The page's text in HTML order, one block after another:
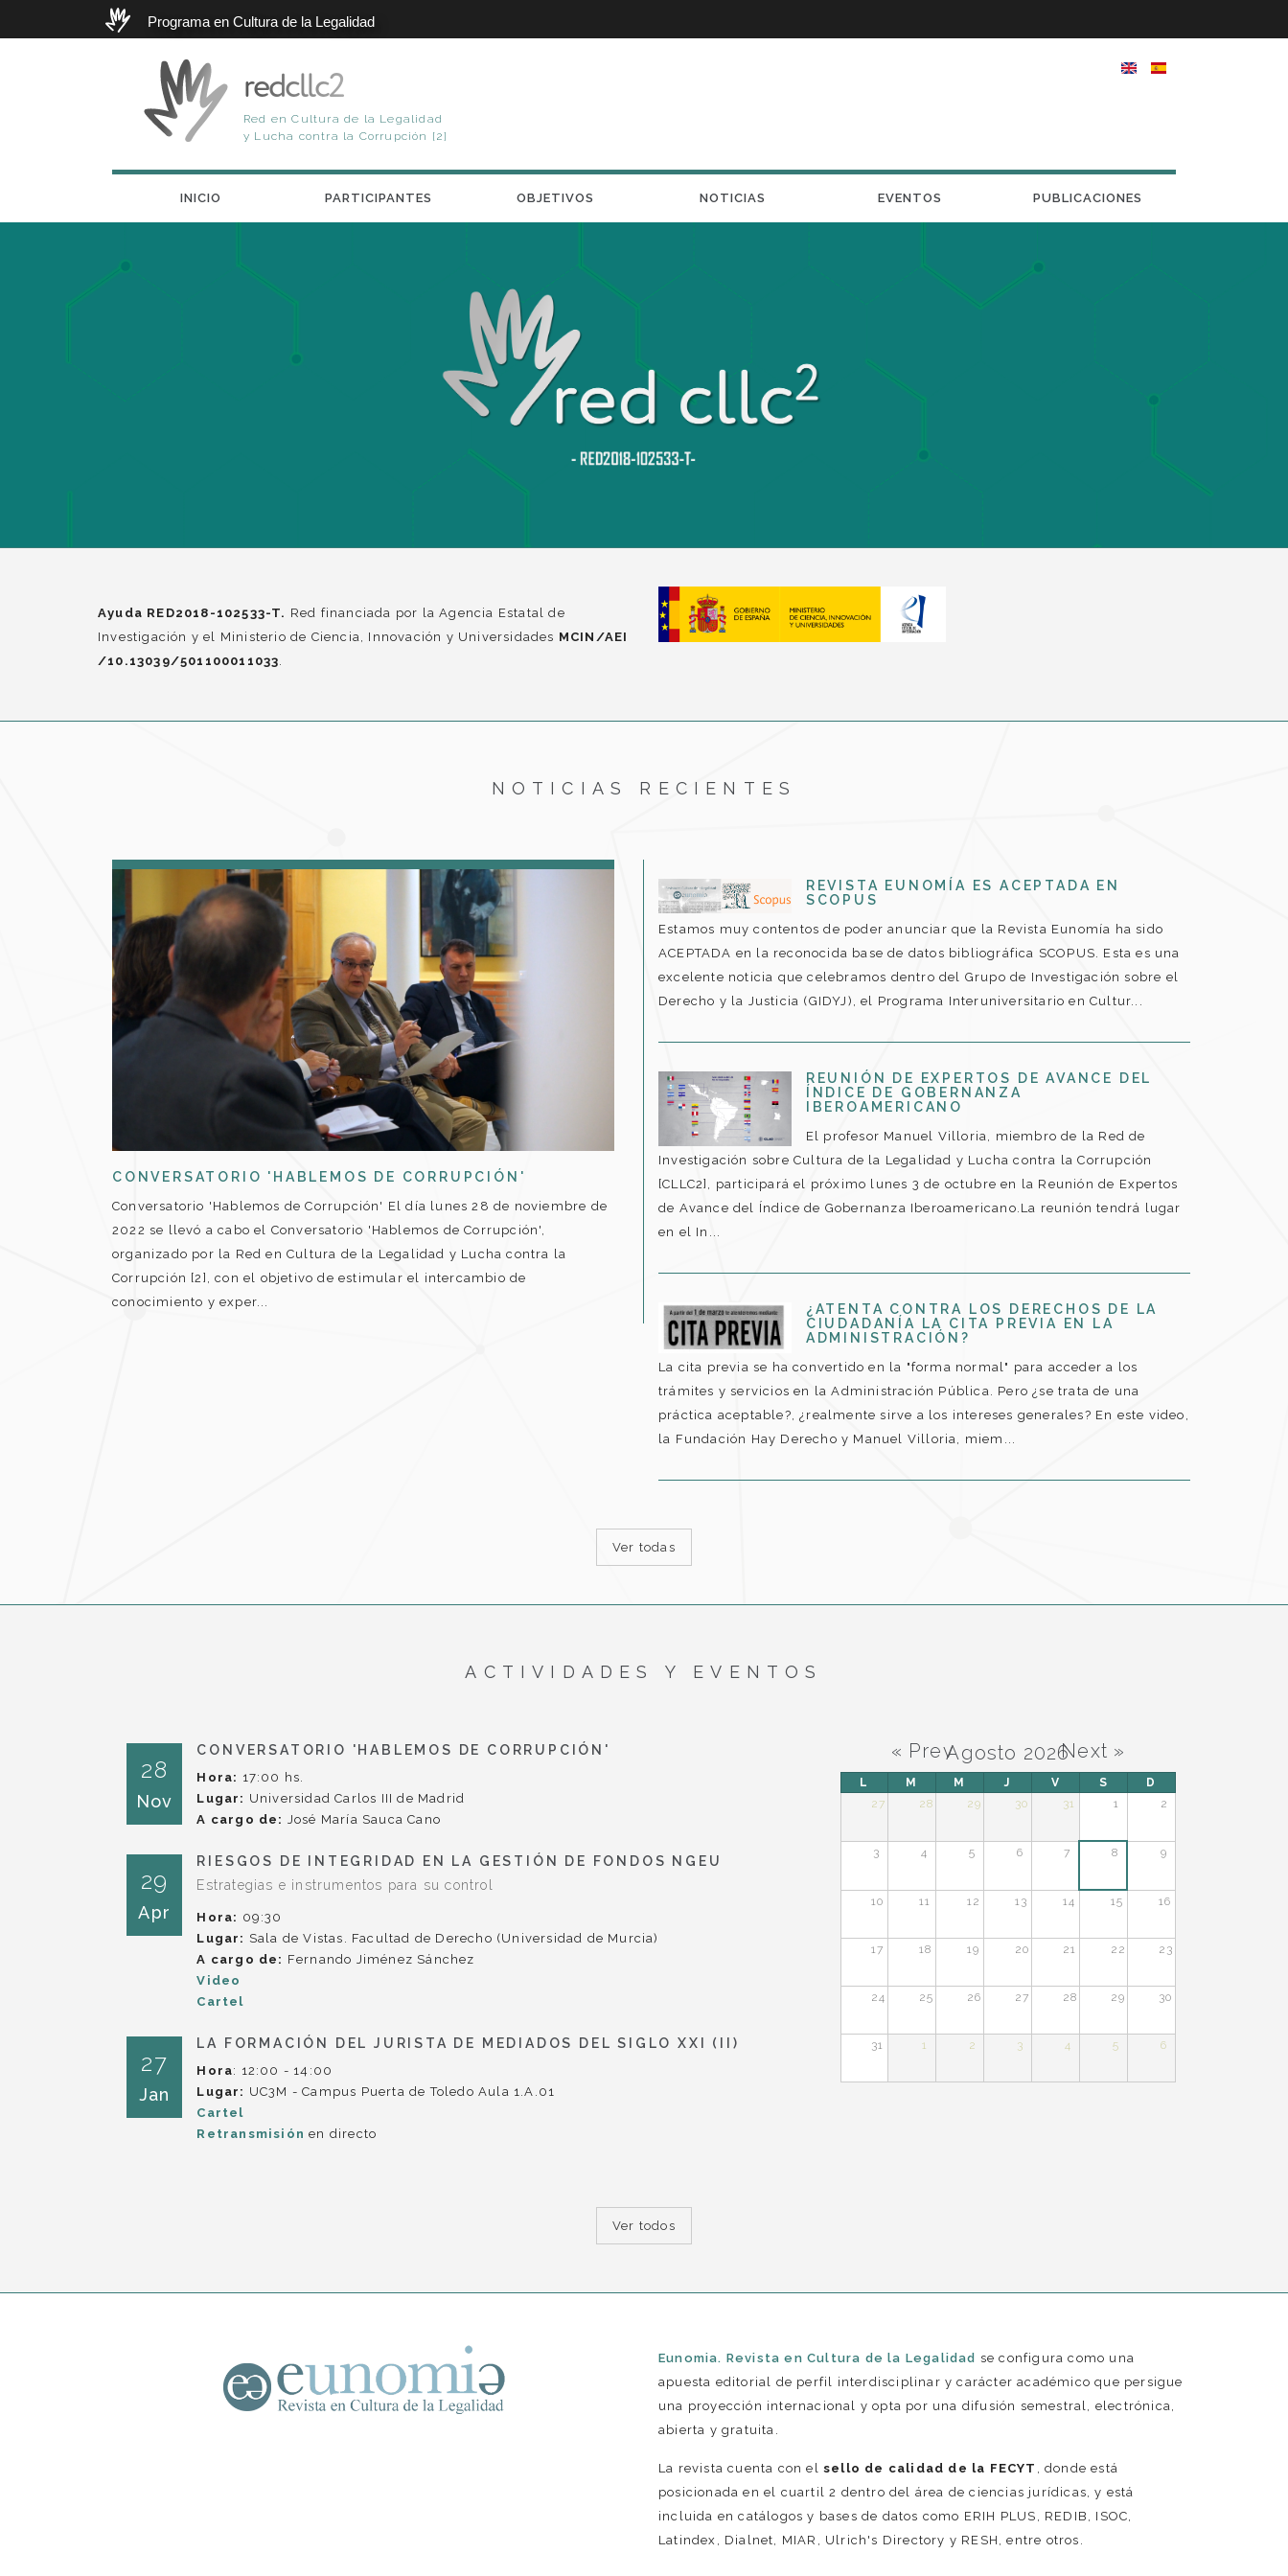
Programa en Cultura de la Legalidad
redcllc2
Red en Cultura de la Legalidad
y Lucha contra la Corrupción [2]
INICIO PARTICIPANTES OBJETIVOS NOTICIAS EVENTOS PUBLICACIONES
Ayuda RED2018-102533-T. Red financiada por la Agencia Estatal de
Investigación y el Ministerio de Ciencia, Innovación y Universidades MCIN/AEI
/10.13039/501100011033
NOTICIAS RECIENTES
CONVERSATORIO 'HABLEMOS DE CORRUPCIÓN'
Conversatorio 'Hablemos de Corrupción' El día lunes 28 de noviembre de
2022 se llevó a cabo el Conversatorio 'Hablemos de Corrupción',
organizado por la Red en Cultura de la Legalidad y Lucha contra la
Corrupción [2], con el objetivo de estimular el intercambio de
conocimiento y exper...
REVISTA EUNOMÍA ES ACEPTADA EN
SCOPUS
Estamos muy contentos de poder anunciar que la Revista Eunomía ha sido
ACEPTADA en la reconocida base de datos bibliográfica SCOPUS. Esta es una
excelente noticia que celebramos dentro del Grupo de Investigación sobre el
Derecho y la Justicia (GIDYJ), el Programa Interuniversitario en Cultur...
REUNIÓN DE EXPERTOS DE AVANCE DEL
ÍNDICE DE GOBERNANZA
IBEROAMERICANO
El profesor Manuel Villoria, miembro de la Red de
Investigación sobre Cultura de la Legalidad y Lucha contra la Corrupción
[CLLC2], participará el próximo lunes 3 de octubre en la Reunión de Expertos
de Avance del Índice de Gobernanza Iberoamericano.La reunión tendrá lugar
en el In...
¿ATENTA CONTRA LOS DERECHOS DE LA
CIUDADANÍA LA CITA PREVIA EN LA
ADMINISTRACIÓN?
La cita previa se ha convertido en la "forma normal" para acceder a los
trámites y servicios en la Administración Pública. Pero ¿se trata de una
práctica aceptable?, ¿realmente sirve a los intereses generales? En este video,
la Fundación Hay Derecho y Manuel Villoria, miem...
Ver todas
ACTIVIDADES Y EVENTOS
28
Nov
CONVERSATORIO 'HABLEMOS DE CORRUPCIÓN'
Hora: 17:00 hs.
Lugar: Universidad Carlos III de Madrid
A cargo de:
José María Sauca Cano
29
Apr
RIESGOS DE INTEGRIDAD EN LA GESTIÓN DE FONDOS NGEU
Estrategias e instrumentos para su control
Hora: 09:30
Lugar: Sala de Vistas. Facultad de Derecho (Universidad de Murcia)
A cargo de: Fernando Jiménez Sánchez
Video
Cartel
27
Jan
LA FORMACIÓN DEL JURISTA DE MEDIADOS DEL SIGLO XXI (II)
Hora: 12:00 - 14:00
Lugar: UC3M - Campus Puerta de Toledo Aula 1.A.01
Cartel
Retransmisión en directo
Agosto 2026
« Prev Next »
L M M J V S
D
27
28 29 30 31 1 2
3 4 5 6 7 8 9
10 11 12 13 14 15 16
17 18 19 20 21 22 23
24 25 26 27 28 29 30
31 1 2 3 4 5 6
Ver todos
Eunomia. Revista en Cultura de la Legalidad se configura como una
apuesta editorial de perfil interdisciplinar y carácter académico que persigue
una proyección internacional y opta por una difusión semestral, electrónica,
abierta y gratuita.
La revista cuenta con el sello de calidad de la FECYT
, donde está
posicionada en el cuartil 2 dentro del área de ciencias jurídicas, y está
incluida en catálogos y bases de datos como ERIH PLUS, REDIB, ISOC,
Latindex, Dialnet, MIAR, Ulrich's Directory y RESH, entre otros.